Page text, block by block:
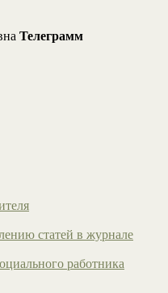
Телеграмм
статей в журнале
работника